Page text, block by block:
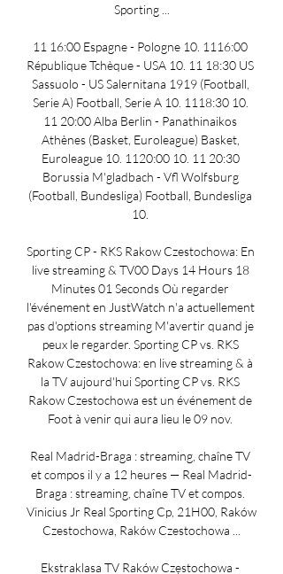
Sporting ...
11 16:00 Espagne - Pologne 10. 1116:00
République Tchèque - USA 10. 11 18:30 US
Sassuolo - US Salernitana 1919 (Football,
Serie A) Football, Serie A 10. 1118:30 10.
11 20:00 Alba Berlin - Panathinaikos
Athènes (Basket, Euroleague) Basket,
Euroleague 10. 1120:00 10. 11 20:30
Borussia M'gladbach - Vfl Wolfsburg
(Football, Bundesliga) Football, Bundesliga
10.
Sporting CP - RKS Rakow Czestochowa: En
live streaming & TV00 Days 14 Hours 18
Minutes 01 Seconds Où regarder
l'événement en JustWatch n'a actuellement
pas d'options streaming M'avertir quand je
peux le regarder. Sporting CP vs. RKS
Rakow Czestochowa: en live streaming & à
la TV aujourd'hui Sporting CP vs. RKS
Rakow Czestochowa est un événement de
Foot à venir qui aura lieu le 09 nov.
Real Madrid-Braga : streaming, chaîne TV
et compos il y a 12 heures — Real Madrid-
Braga : streaming, chaîne TV et compos.
Vinicius Jr Real Sporting Cp, 21H00, Raków
Czestochowa, Raków Czestochowa ...
Ekstraklasa TV Raków Częstochowa -